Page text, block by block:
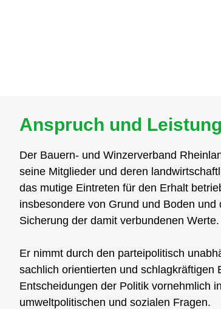
Anspruch und Leistung
Der Bauern- und Winzerverband
seine Mitglieder und deren
das mutige Eintreten für den Erhalt
insbesondere von Grund und Boden und
Sicherung der damit verbundenen Werte.
Er nimmt durch den parteipolitisch
sachlich orientierten und schlagkräftigen
Entscheidungen der Politik vornehmlich
umweltpolitischen und sozialen Fragen.